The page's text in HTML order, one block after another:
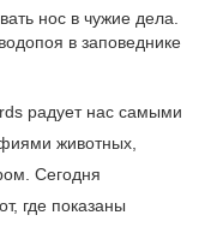
нос в чужие дела.
в заповеднике
радует нас самыми
животных,
Сегодня
где показаны